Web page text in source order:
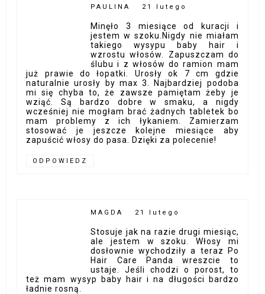
PAULINA 21 lutego
Minęło 3 miesiące od kuracji i
jestem w szoku.Nigdy nie miałam
takiego wysypu baby hair i
wzrostu włosów. Zapuszczam do
ślubu i z włosów do ramion mam
już prawie do łopatki. Urosły ok 7 cm gdzie
naturalnie urosły by max 3. Najbardziej podoba
mi się chyba to, że zawsze pamiętam żeby je
wziąć. Są bardzo dobre w smaku, a nigdy
wcześniej nie mogłam brać żadnych tabletek bo
mam problemy z ich łykaniem. Zamierzam
stosować je jeszcze kolejne miesiące aby
zapuścić włosy do pasa. Dzięki za polecenie!
ODPOWIEDZ
MAGDA 21 lutego
Stosuje jak na razie drugi miesiąc,
ale jestem w szoku. Włosy mi
dosłownie wychodziły a teraz Po
Hair Care Panda wreszcie to
ustaje. Jeśli chodzi o porost, to
też mam wysyp baby hair i na długości bardzo
ładnie rosną.